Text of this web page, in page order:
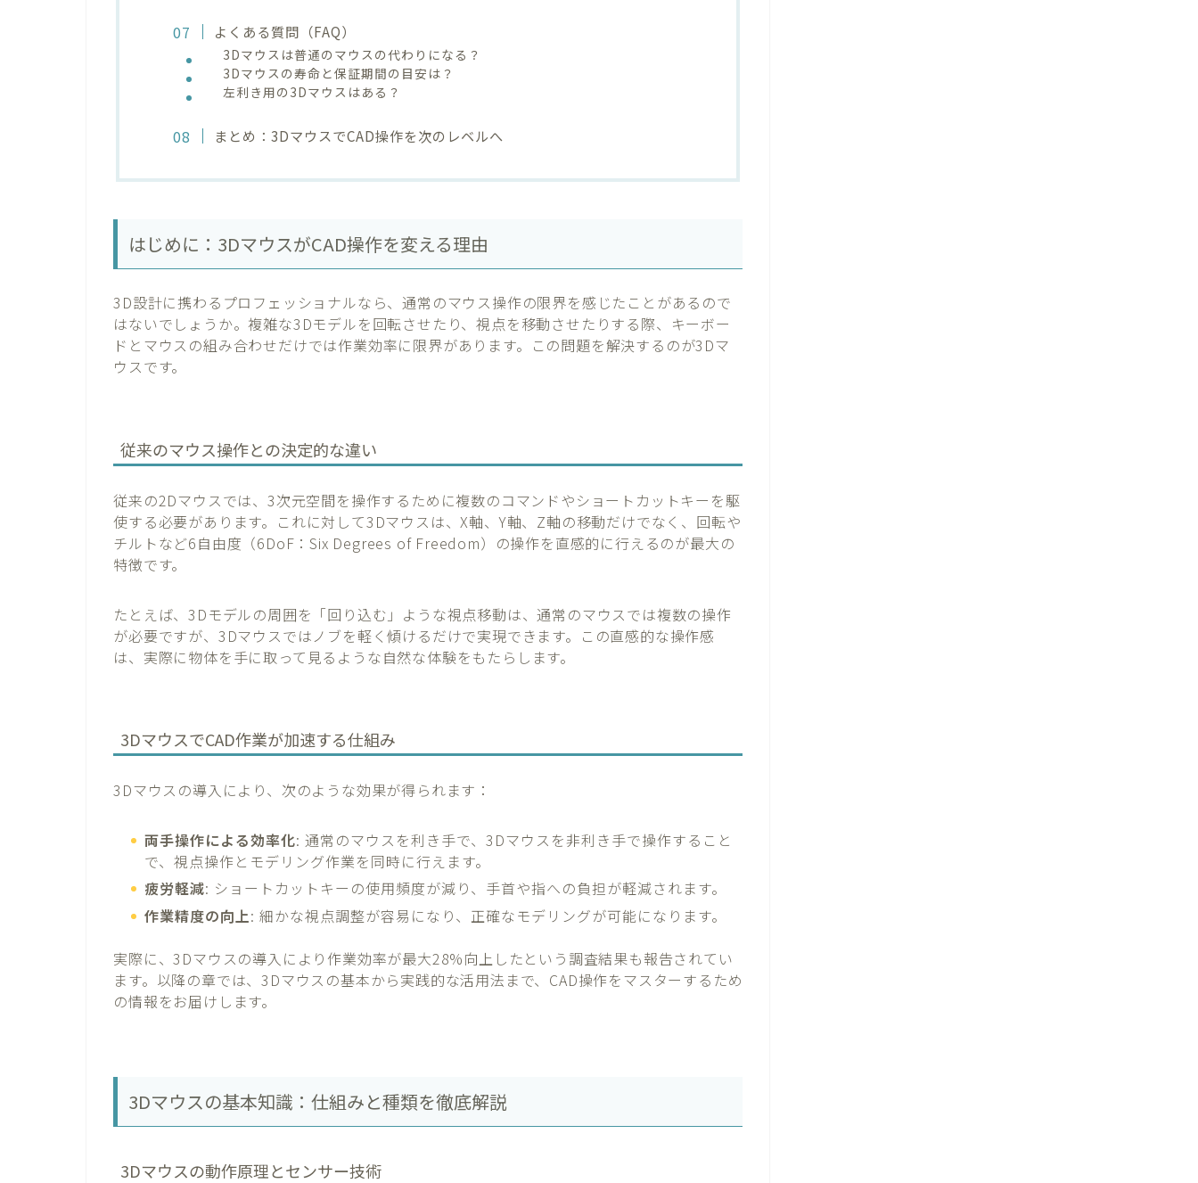
よくある質問（FAQ）
3Dマウスは普通のマウスの代わりになる？
3Dマウスの寿命と保証期間の目安は？
左利き用の3Dマウスはある？
まとめ：3DマウスでCAD操作を次のレベルへ
はじめに：3DマウスがCAD操作を変える理由
3D設計に携わるプロフェッショナルなら、通常のマウス操作の限界を感じたことがあるので
はないでしょうか。複雑な3Dモデルを回転させたり、視点を移動させたりする際、キーボー
ドとマウスの組み合わせだけでは作業効率に限界があります。この問題を解決するのが3Dマ
ウスです。
従来のマウス操作との決定的な違い
従来の2Dマウスでは、3次元空間を操作するために複数のコマンドやショートカットキーを駆
使する必要があります。これに対して3Dマウスは、X軸、Y軸、Z軸の移動だけでなく、回転や
チルトなど6自由度（6DoF：Six Degrees of Freedom）の操作を直感的に行えるのが最大の
特徴です。
たとえば、3Dモデルの周囲を「回り込む」ような視点移動は、通常のマウスでは複数の操作
が必要ですが、3Dマウスではノブを軽く傾けるだけで実現できます。この直感的な操作感
は、実際に物体を手に取って見るような自然な体験をもたらします。
3DマウスでCAD作業が加速する仕組み
3Dマウスの導入により、次のような効果が得られます：
両手操作による効率化: 通常のマウスを利き手で、3Dマウスを非利き手で操作すること
で、視点操作とモデリング作業を同時に行えます。
疲労軽減: ショートカットキーの使用頻度が減り、手首や指への負担が軽減されます。
作業精度の向上: 細かな視点調整が容易になり、正確なモデリングが可能になります。
実際に、3Dマウスの導入により作業効率が最大28%向上したという調査結果も報告されてい
ます。以降の章では、3Dマウスの基本から実践的な活用法まで、CAD操作をマスターするため
の情報をお届けします。
3Dマウスの基本知識：仕組みと種類を徹底解説
3Dマウスの動作原理とセンサー技術